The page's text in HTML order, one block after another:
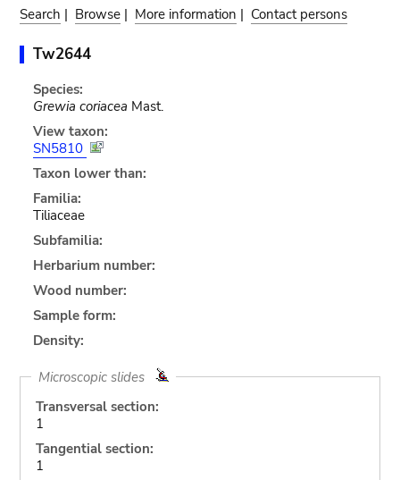
Search | Browse | More information | Contact persons
Tw2644
Species:
Grewia coriacea Mast.
View taxon:
SN5810
Taxon lower than:
Familia:
Tiliaceae
Subfamilia:
Herbarium number:
Wood number:
Sample form:
Density:
Microscopic slides
Transversal section:
1
Tangential section:
1